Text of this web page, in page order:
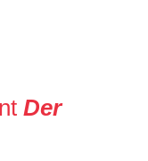
Der